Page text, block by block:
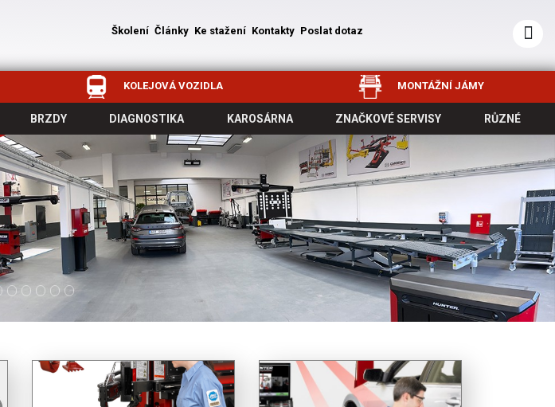
Školení Články Ke stažení Kontakty Poslat dotaz
KOLEJOVÁ VOZIDLA MONTÁŽNÍ JÁMY
BRZDY DIAGNOSTIKA KAROSÁRNA ZNAČKOVÉ SERVISY RŮZNÉ